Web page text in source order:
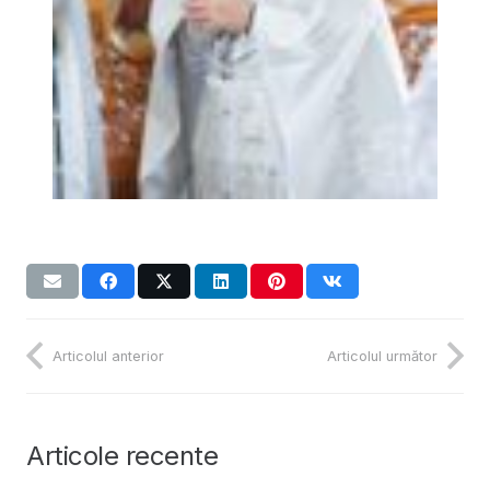
Articolul anterior Articolul următor
Articole recente